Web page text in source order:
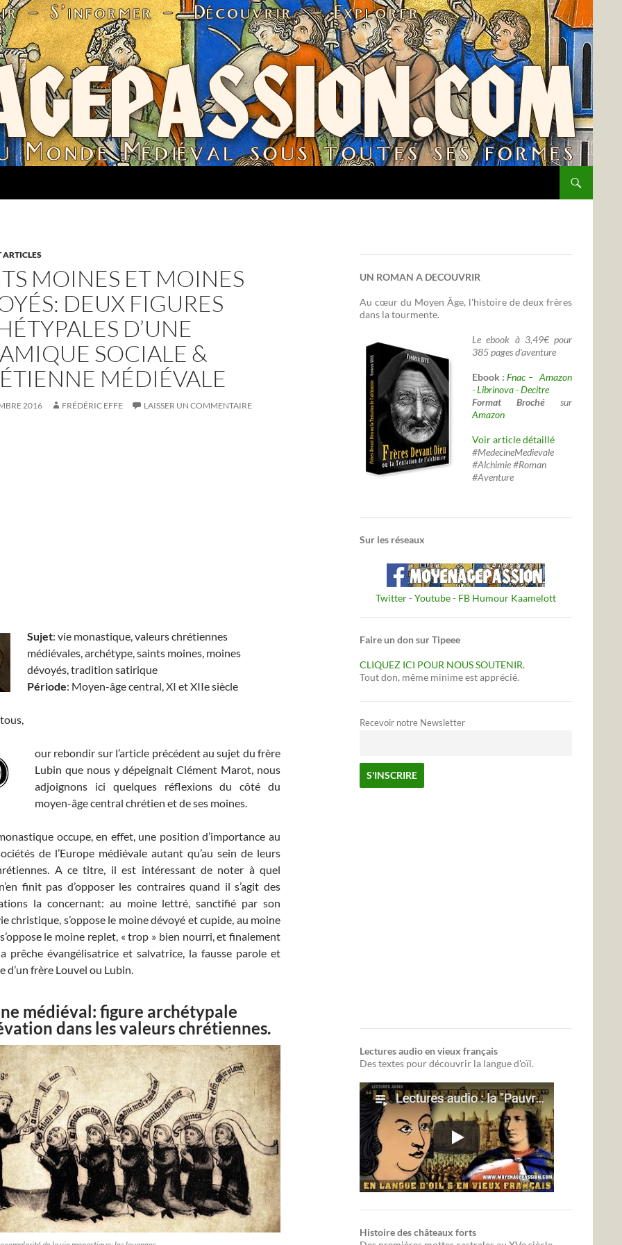
ARTICLES
MOINES ET MOINES
DEUX FIGURES
D’UNE
SOCIALE &
MÉDIÉVALE
2016 FRÉDÉRIC EFFE LAISSER UN COMMENTAIRE
Sujet: vie monastique, valeurs chrétiennes
médiévales, archétype, saints moines, moines
dévoyés, tradition satirique
Période: Moyen-âge central, XI et XIIe siècle
our rebondir sur l’article précédent au sujet du frère
Lubin que nous y dépeignait Clément Marot, nous
adjoignons ici quelques réflexions du côté du
moyen-âge central chrétien et de ses moines.
occupe, en effet, une position d’importance au
de l’Europe médiévale autant qu’au sein de leurs
A ce titre, il est intéressant de noter à quel
finit pas d’opposer les contraires quand il s’agit des
la concernant: au moine lettré, sanctifié par son
christique, s’oppose le moine dévoyé et cupide, au moine
le moine replet, « trop » bien nourri, et finalement
prêche évangélisatrice et salvatrice, la fausse parole et
d’un frère Louvel ou Lubin.
médiéval: figure archétypale
dans les valeurs chrétiennes.
UN ROMAN A DECOUVRIR
Au cœur du Moyen Âge, l'histoire de deux frères
dans la tourmente.
Le ebook à 3,49€ pour
385 pages d'aventure
Ebook :Fnac – Amazon
-Librinova-Decitre
Format Broché sur
Amazon
Voir article détaillé
#MedecineMedievale
#Alchimie #Roman
#Aventure
Sur les réseaux
Twitter- Youtube- FB Humour Kaamelott
Faire un don sur Tipeee
CLIQUEZ ICI POUR NOUS SOUTENIR.
Tout don, même minime est apprécié.
Recevoir notre Newsletter
Lectures audio en vieux français
Des textes pour découvrir la langue d'oïl.
Histoire des châteaux forts